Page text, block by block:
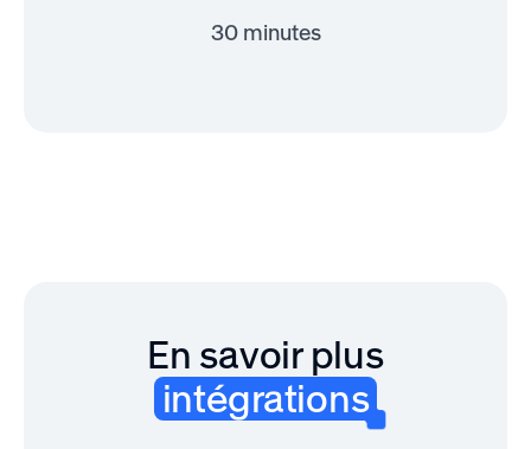
30 minutes
En savoir plus
intégrations